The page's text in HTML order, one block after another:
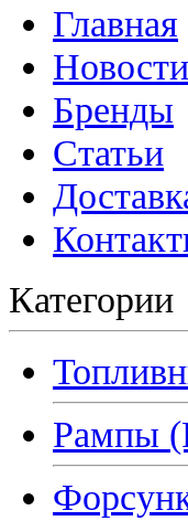
Главная
Новости
Бренды
Статьи
Категории
Рампы